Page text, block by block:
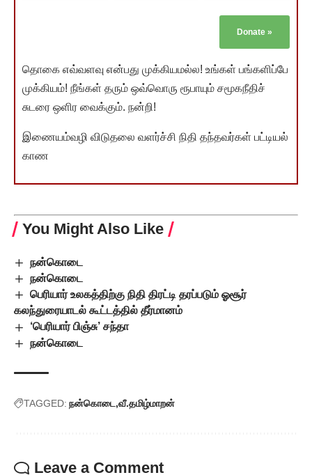
Donate »
தொகை எவ்வளவு என்பது முக்கியமல்ல! உங்கள் பங்களிப்பே
முக்கியம்! நீங்கள் தரும் ஒவ்வொரு ரூபாயும் சமூகநீதிச்
சுடரை ஒளிர வைக்கும். நன்றி!
இணையம்வழி விடுதலை வளர்ச்சி நிதி தந்தவர்கள் பட்டியல்
காண
You Might Also Like
நன்கொடை
நன்கொடை
பெரியார் உலகத்திற்கு நிதி திரட்டி தரப்படும் ஓசூர்
கலந்துரையாடல் கூட்டத்தில் தீர்மானம்
‘பெரியார் பிஞ்சு’ சந்தா
நன்கொடை
TAGGED: நன்கொடை வீ.தமிழ்மாறன்
Leave a Comment